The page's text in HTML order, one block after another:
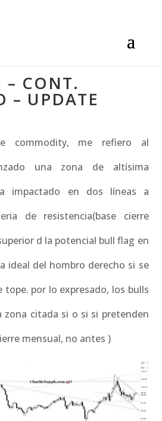
– CONT.
– UPDATE
commodity, me refiero al
una zona de altísima
impactado en dos líneas a
de resistencia(base cierre
d la potencial bull flag en
ideal del hombro derecho si se
por lo expresado, los bulls
zona citada si o si si pretenden
mensual, no antes )